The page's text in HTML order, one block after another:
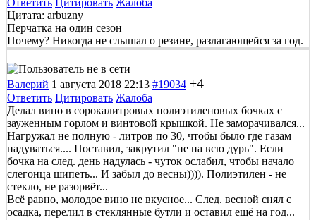
Цитата: arbuzny
Перчатка на один сезон
Почему? Никогда не слышал о резине, разлагающейся за год.
Валерий 1 августа 2018 22:13 #19034 +4
Ответить Цитировать Жалоба
Делал вино в сорокалитровых полиэтиленовых бочках с
зауженным горлом и винтовой крышкой. Не заморачивался...
Нагружал не полную - литров по 30, чтобы было где газам
надуваться.... Поставил, закрутил "не на всю дурь". Если
бочка на след. день надулась - чуток ослабил, чтобы начало
слегонца шипеть... И забыл до весны)))). Полиэтилен - не
стекло, не разорвёт...
Всё равно, молодое вино не вкусное... След. весной снял с
осадка, перелил в стеклянные бутли и оставил ещё на год...